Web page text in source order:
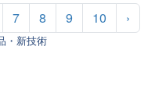
・新技術
7 8 9 10 ›